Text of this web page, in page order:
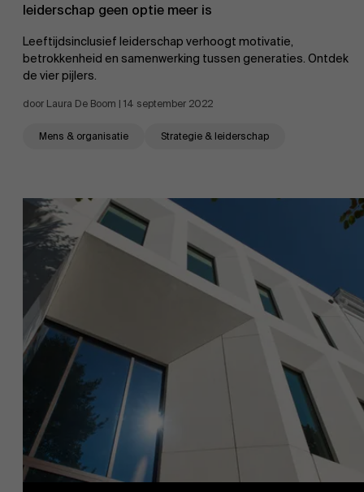
leiderschap geen optie meer is
Leeftijdsinclusief leiderschap verhoogt motivatie,
betrokkenheid en samenwerking tussen generaties. Ontdek
de vier pijlers.
door Laura De Boom | 14 september 2022
Mens & organisatie Strategie & leiderschap